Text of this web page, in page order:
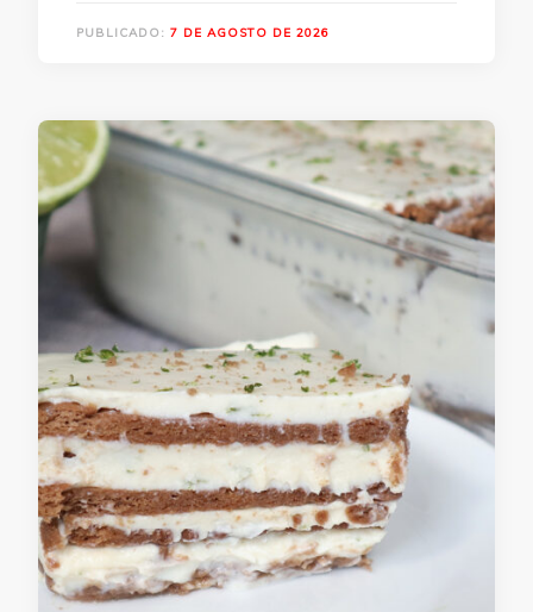
PUBLICADO: 7 DE AGOSTO DE 2026